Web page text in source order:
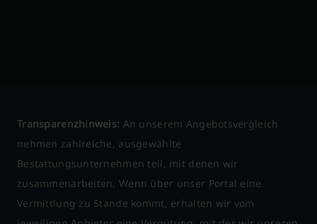
Transparenzhinweis: An unserem Angebotsvergleich
nehmen zahlreiche, ausgewählte
Bestattungsunternehmen teil, mit denen wir
zusammenarbeiten. Wenn über unser Portal eine
Vermittlung zu Stande kommt, erhalten wir vom